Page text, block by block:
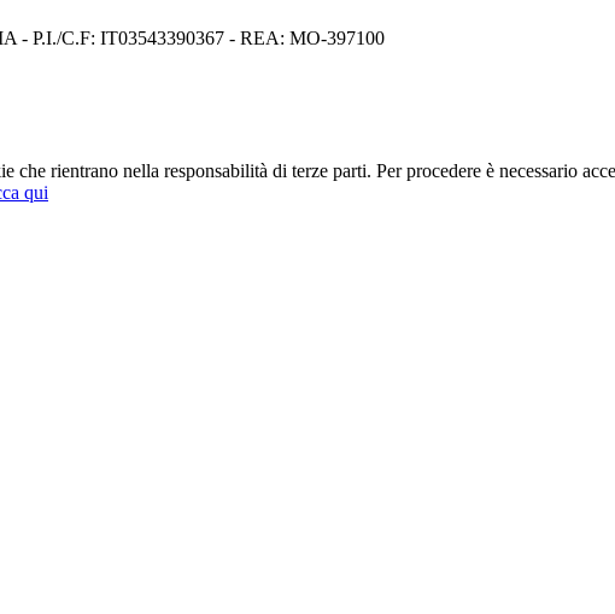
- P.I./C.F: IT03543390367 - REA: MO-397100
rientrano nella responsabilità di terze parti. Per procedere è necessario
qui